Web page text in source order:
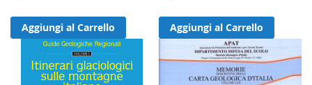
Aggiungi al Carrello Aggiungi al Carrello